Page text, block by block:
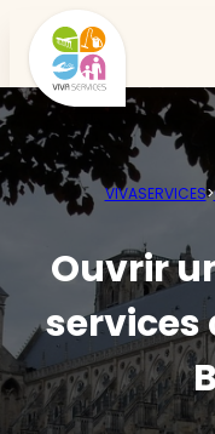
VIVASERVICES>
Ouvrir
services